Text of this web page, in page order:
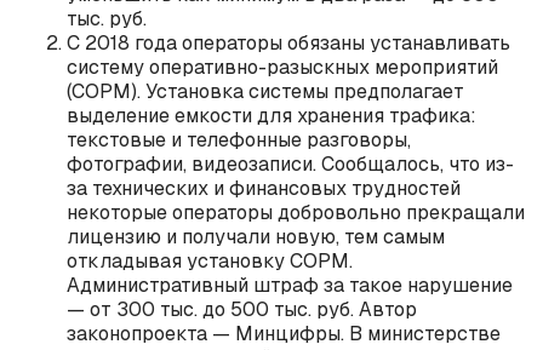
тыс. руб.
С 2018 года операторы обязаны устанавливать
систему оперативно-разыскных мероприятий
(СОРМ). Установка системы предполагает
выделение емкости для хранения трафика:
текстовые и телефонные разговоры,
фотографии, видеозаписи. Сообщалось, что из-
за технических и финансовых трудностей
некоторые операторы добровольно прекращали
лицензию и получали новую, тем самым
откладывая установку СОРМ.
Административный штраф за такое нарушение
— от 300 тыс. до 500 тыс. руб. Автор
законопроекта — Минцифры. В министерстве